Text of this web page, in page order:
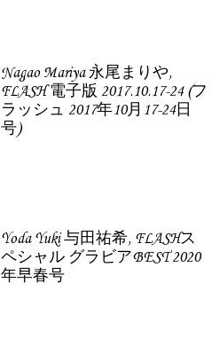
Nagao Mariya 永尾まりや,
FLASH 電子版 2017.10.17-24 (フ
ラッシュ 2017年10月17-24日
号)
Yoda Yuki 与田祐希, FLASHス
ペシャル グラビアBEST 2020
年早春号